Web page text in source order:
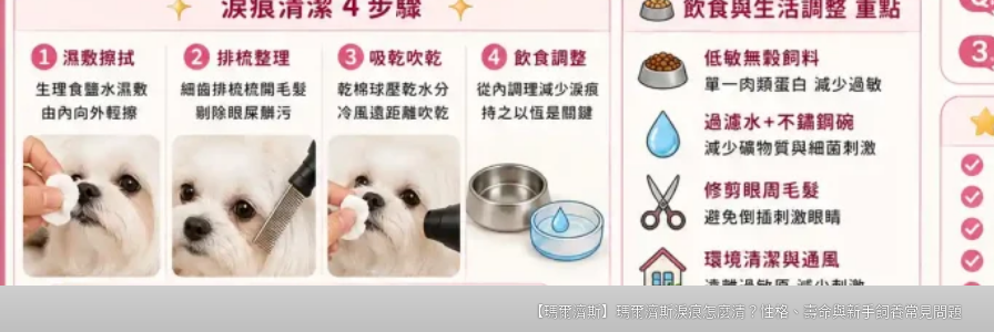
【瑪爾濟斯】瑪爾濟斯淚痕怎麼清？性格、壽命與新手飼養常見問題